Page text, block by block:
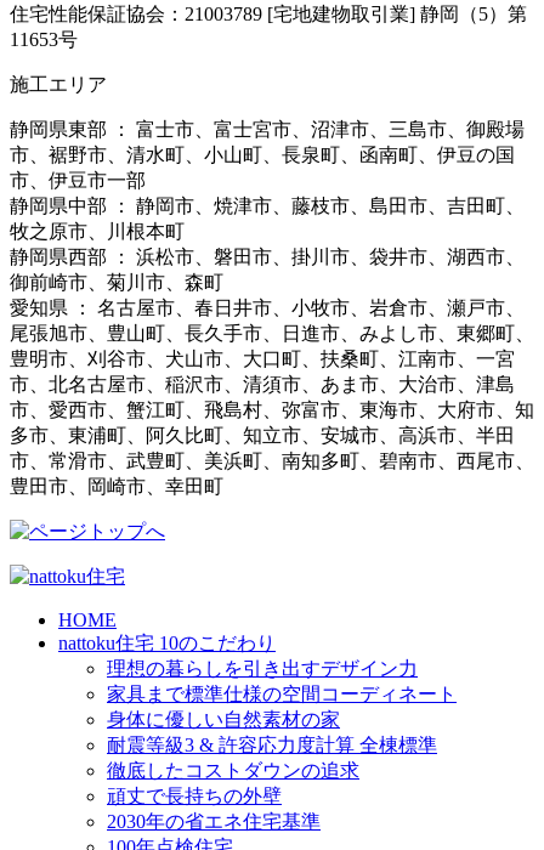
住宅性能保証協会：21003789 [宅地建物取引業] 静岡（5）第
11653号
施工エリア
静岡県東部 ： 富士市、富士宮市、沼津市、三島市、御殿場
市、裾野市、清水町、小山町、長泉町、函南町、伊豆の国
市、伊豆市一部
静岡県中部 ： 静岡市、焼津市、藤枝市、島田市、吉田町、
牧之原市、川根本町
静岡県西部 ： 浜松市、磐田市、掛川市、袋井市、湖西市、
御前崎市、菊川市、森町
愛知県 ： 名古屋市、春日井市、小牧市、岩倉市、瀬戸市、
尾張旭市、豊山町、長久手市、日進市、みよし市、東郷町、
豊明市、刈谷市、犬山市、大口町、扶桑町、江南市、一宮
市、北名古屋市、稲沢市、清須市、あま市、大治市、津島
市、愛西市、蟹江町、飛島村、弥富市、東海市、大府市、知
多市、東浦町、阿久比町、知立市、安城市、高浜市、半田
市、常滑市、武豊町、美浜町、南知多町、碧南市、西尾市、
豊田市、岡崎市、幸田町
HOME
nattoku住宅 10のこだわり
理想の暮らしを引き出すデザイン力
家具まで標準仕様の空間コーディネート
身体に優しい自然素材の家
耐震等級3 & 許容応力度計算 全棟標準
徹底したコストダウンの追求
頑丈で長持ちの外壁
2030年の省エネ住宅基準